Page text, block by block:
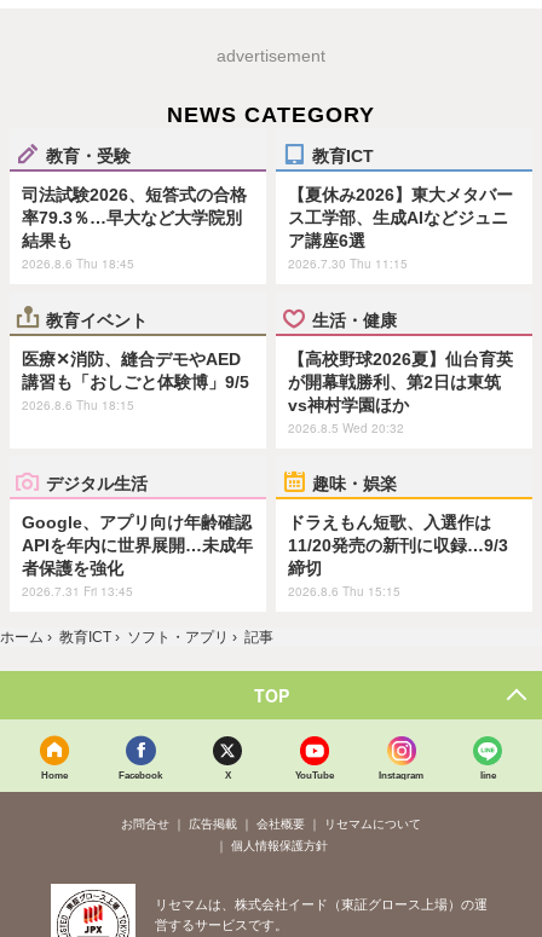
advertisement
NEWS CATEGORY
教育・受験
司法試験2026、短答式の合格
率79.3％…早大など大学院別
結果も
2026.8.6 Thu 18:45
教育ICT
【夏休み2026】東大メタバー
ス工学部、生成AIなどジュニ
ア講座6選
2026.7.30 Thu 11:15
教育イベント
医療✕消防、縫合デモやAED
講習も「おしごと体験博」9/5
2026.8.6 Thu 18:15
生活・健康
【高校野球2026夏】仙台育英
が開幕戦勝利、第2日は東筑
vs神村学園ほか
2026.8.5 Wed 20:32
デジタル生活
Google、アプリ向け年齢確認
APIを年内に世界展開…未成年
者保護を強化
2026.7.31 Fri 13:45
趣味・娯楽
ドラえもん短歌、入選作は
11/20発売の新刊に収録…9/3
締切
2026.8.6 Thu 15:15
ホーム › 教育ICT › ソフト・アプリ › 記事
TOP
Home Facebook X YouTube Instagram line
お問合せ 広告掲載 会社概要
リセマムについて
個人情報保護方針
リセマムは、株式会社イード（東証グロース上場）の運
営するサービスです。